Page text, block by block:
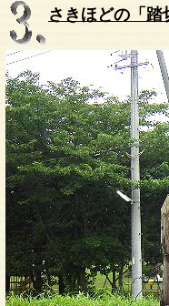
さきほどの「踏